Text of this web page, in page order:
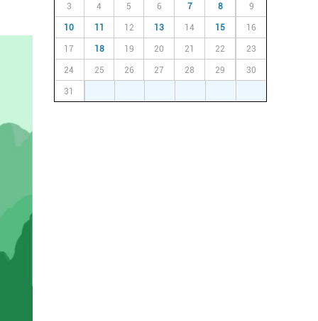
3 4 5 6 7 8 9
10 11 12 13 14 15 16
17 18 19 20 21 22 23
24 25 26 27 28 29 30
31